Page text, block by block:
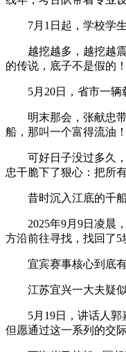
7月1日起，学校学生
越挖越多，越挖越震
的传说，底子不是假的！
5月20日，省市一辆载
明末那会，张献忠带
船，那叫一个富得流油！
可好日子没过多久，
忠干脆下了狠心：把所
昔时沉入江底的千船
2025年9月9日凌晨，
方沿前往寻找，找回了5
宜宾赛事核心到底有
江苏宜兴一大夫疑似
5月19日，讲话人郭嘉
但愿通过这一系列的交